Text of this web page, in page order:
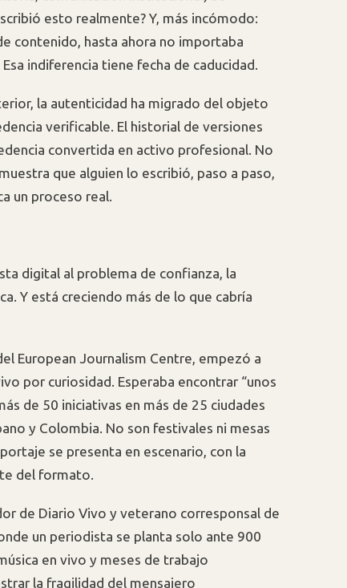
esto realmente? Y, más incómodo:
contenido, hasta ahora no importaba
indiferencia tiene fecha de caducidad.
la autenticidad ha migrado del objeto
verificable. El historial de versiones
convertida en activo profesional. No
que alguien lo escribió, paso a paso,
un proceso real.
digital al problema de confianza, la
Y está creciendo más de lo que cabría
European Journalism Centre, empezó a
por curiosidad. Esperaba encontrar “unos
de 50 iniciativas en más de 25 ciudades
y Colombia. No son festivales ni mesas
se presenta en escenario, con la
del formato.
de Diario Vivo y veterano corresponsal de
un periodista se planta solo ante 900
en vivo y meses de trabajo
la fragilidad del mensajero